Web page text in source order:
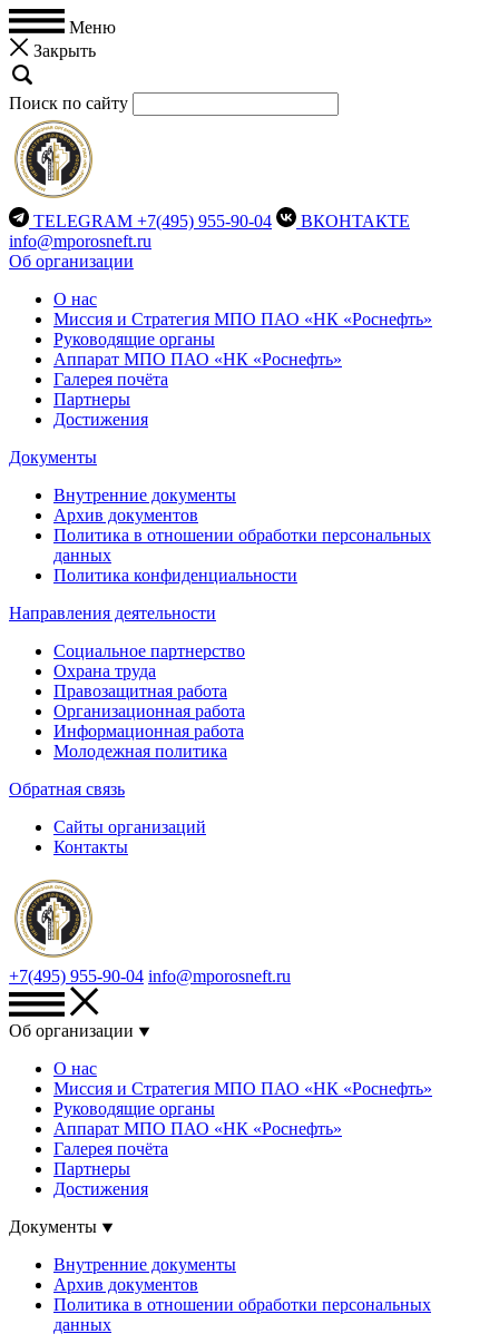
Меню
Закрыть
Поиск по сайту
TELEGRAM +7(495) 955-90-04
ВКОНТАКТЕ
info@mporosneft.ru
Об организации
О нас
Миссия и Стратегия МПО ПАО «НК «Роснефть»
Руководящие органы
Аппарат МПО ПАО «НК «Роснефть»
Галерея почёта
Партнеры
Достижения
Документы
Внутренние документы
Архив документов
Политика в отношении обработки персональных
данных
Политика конфиденциальности
Направления деятельности
Социальное партнерство
Охрана труда
Правозащитная работа
Организационная работа
Информационная работа
Молодежная политика
Обратная связь
Сайты организаций
Контакты
+7(495) 955-90-04 info@mporosneft.ru
Об организации
О нас
Миссия и Стратегия МПО ПАО «НК «Роснефть»
Руководящие органы
Аппарат МПО ПАО «НК «Роснефть»
Галерея почёта
Партнеры
Достижения
Документы
Внутренние документы
Архив документов
Политика в отношении обработки персональных
данных